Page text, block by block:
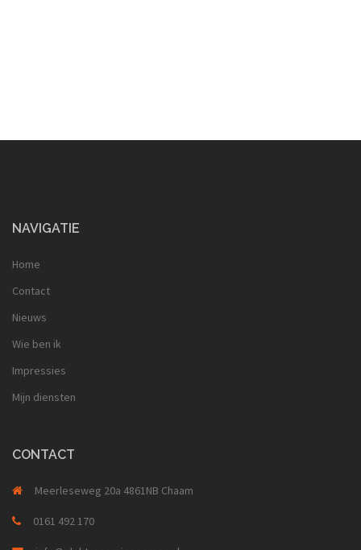
NAVIGATIE
Home
Contact
Nieuws
Wie ben ik
Impressies
Mijn diensten
CONTACT
Meerleseweg 20a 4861NB Chaam
0161 492 170